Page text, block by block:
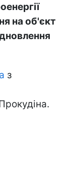
на об'єкт
з